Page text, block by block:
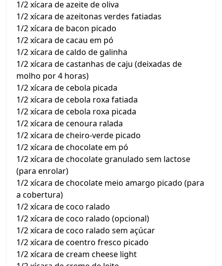
1/2 xícara de azeite de oliva
1/2 xícara de azeitonas verdes fatiadas
1/2 xícara de bacon picado
1/2 xícara de cacau em pó
1/2 xícara de caldo de galinha
1/2 xícara de castanhas de caju (deixadas de
molho por 4 horas)
1/2 xícara de cebola picada
1/2 xícara de cebola roxa fatiada
1/2 xícara de cebola roxa picada
1/2 xícara de cenoura ralada
1/2 xícara de cheiro-verde picado
1/2 xícara de chocolate em pó
1/2 xícara de chocolate granulado sem lactose
(para enrolar)
1/2 xícara de chocolate meio amargo picado (para
a cobertura)
1/2 xícara de coco ralado
1/2 xícara de coco ralado (opcional)
1/2 xícara de coco ralado sem açúcar
1/2 xícara de coentro fresco picado
1/2 xícara de cream cheese light